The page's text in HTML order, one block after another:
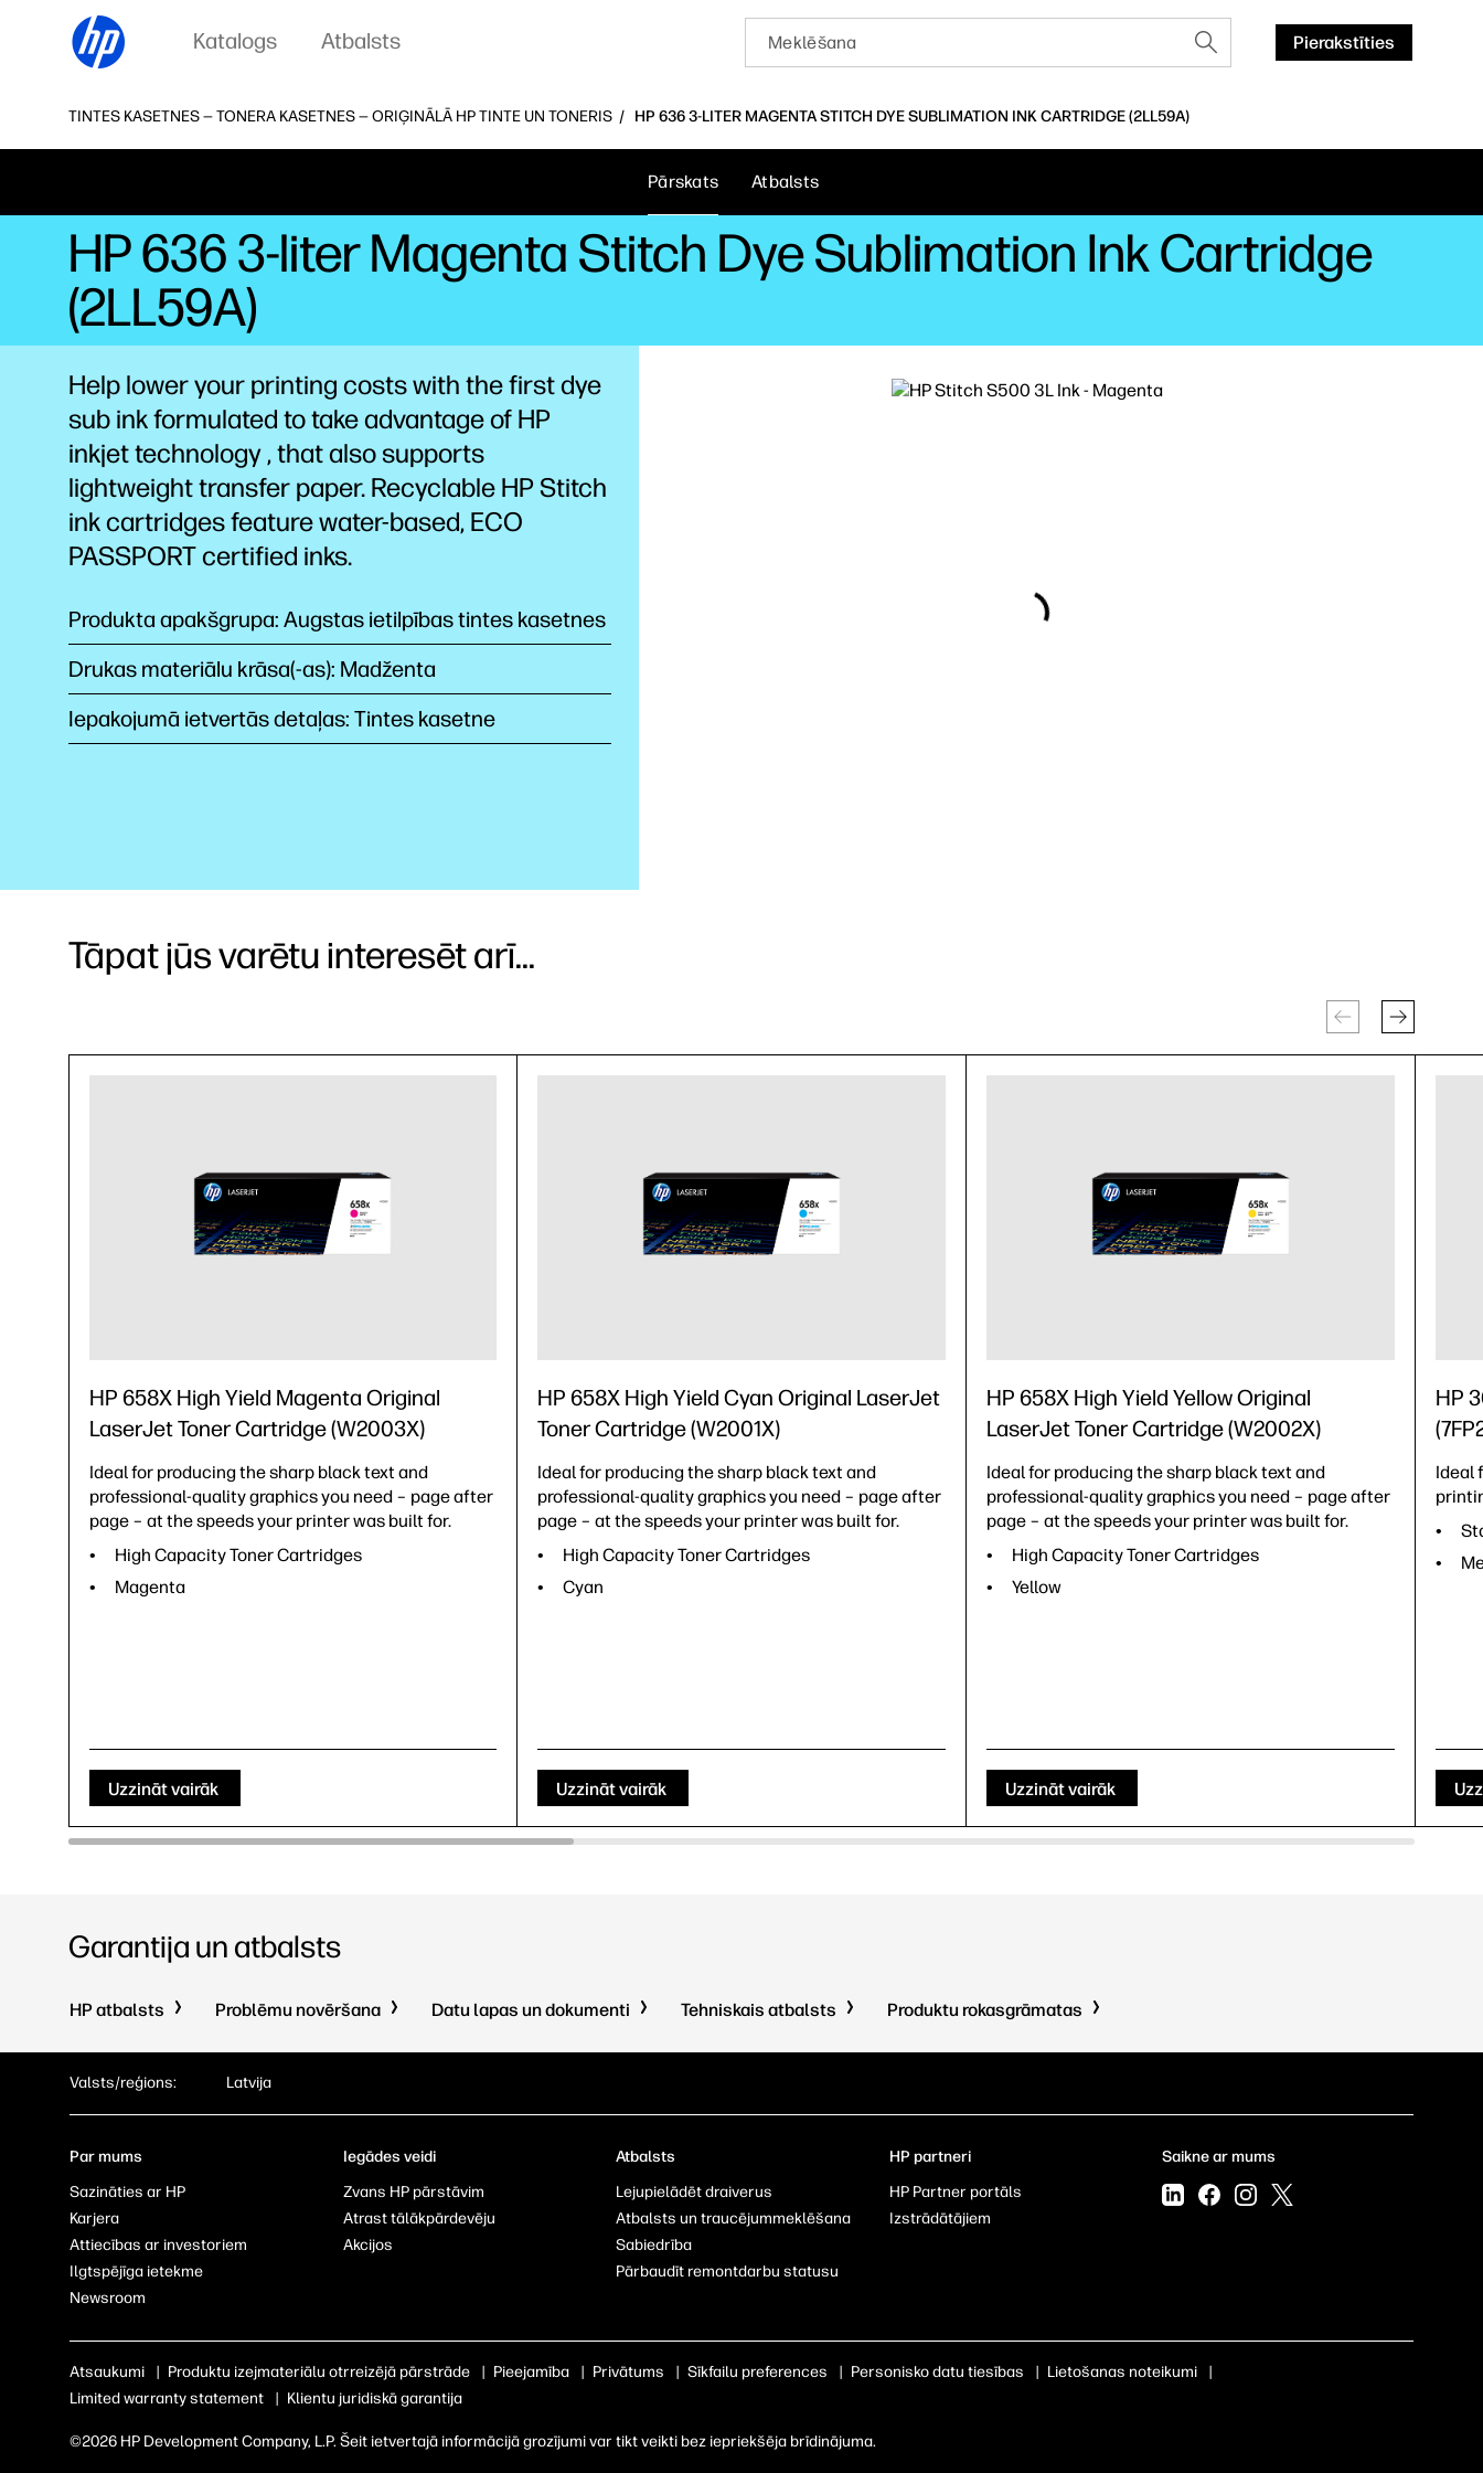
Katalogs Atbalsts Pierakstīties
TINTES KASETNES — TONERA KASETNES — ORIĢINĀLĀ HP TINTE UN TONERIS HP 636 3-LITER MAGENTA STITCH DYE SUBLIMATION INK CARTRIDGE (2LL59A)
Pārskats Atbalsts
HP 636 3-liter Magenta Stitch Dye Sublimation Ink Cartridge
(2LL59A)
Help lower your printing costs with the first dye
sub ink formulated to take advantage of HP
inkjettechnology , that also supports
lightweight transfer paper. Recyclable HP Stitch
ink cartridges feature water-based, ECO
PASSPORT certified inks.
Produkta apakšgrupa: Augstas ietilpības tintes kasetnes
Drukas materiālu krāsa(-as): Madženta
Iepakojumā ietvertās detaļas: Tintes kasetne
Tāpat jūs varētu interesēt arī...
HP 658X High Yield Magenta Original
LaserJet Toner Cartridge (W2003X)
Ideal for producing the sharp black text and
professional-quality graphics you need – page after
page – at the speeds your printer was built for.
High Capacity Toner Cartridges
Magenta
Uzzināt vairāk
HP 658X High Yield Cyan Original LaserJet
Toner Cartridge (W2001X)
Ideal for producing the sharp black text and
professional-quality graphics you need – page after
page – at the speeds your printer was built for.
High Capacity Toner Cartridges
Cyan
Uzzināt vairāk
HP 658X High Yield Yellow Original
LaserJet Toner Cartridge (W2002X)
Ideal for producing the sharp black text and
professional-quality graphics you need – page after
page – at the speeds your printer was built for.
High Capacity Toner Cartridges
Yellow
Uzzināt vairāk
HP
Ideal
Garantija un atbalsts
HP atbalsts Problēmu novēršana Datu lapas un dokumenti Tehniskais atbalsts Produktu rokasgrāmatas
Valsts/reģions: Latvija
Par mums
Sazināties ar HP
Karjera
Attiecības ar investoriem
Ilgtspējīga ietekme
Newsroom
Iegādes veidi
Zvans HP pārstāvim
Atrast tālākpārdevēju
Akcijos
Atbalsts
Lejupielādēt draiverus
Atbalsts un traucējummeklēšana
Sabiedrība
Pārbaudīt remontdarbu statusu
HP partneri
HP Partner portāls
Izstrādātājiem
Saikne ar mums
Atsaukumi | Produktu izejmateriālu otrreizējā pārstrāde | Pieejamība | Privātums | Sīkfailu preferences | Personisko datu tiesības | Lietošanas noteikumi
|
Limited warranty statement
| Klientu juridiskā garantija
©2026 HP Development Company, L.P. Šeit ietvertajā informācijā grozījumi var tikt veikti bez iepriekšēja brīdinājuma.